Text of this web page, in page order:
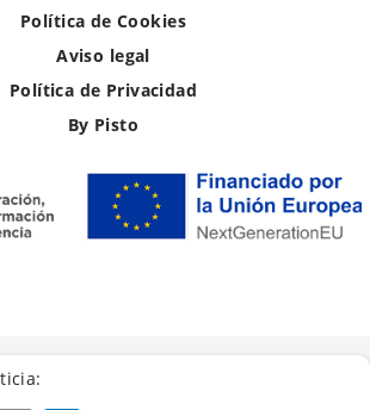
Política de Cookies
Aviso legal
Política de Privacidad
By Pisto